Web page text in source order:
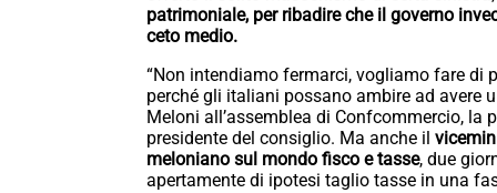
patrimoniale, per ribadire che il governo
ceto medio.
“Non intendiamo fermarci, vogliamo fare di
perché gli italiani possano ambire ad avere
Meloni all’assemblea di Confcommercio, la
presidente del consiglio. Ma anche il
meloniano sul mondo fisco e tasse, due
apertamente di ipotesi taglio tasse in una